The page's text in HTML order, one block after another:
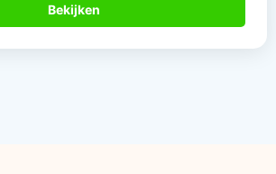
Bekijken